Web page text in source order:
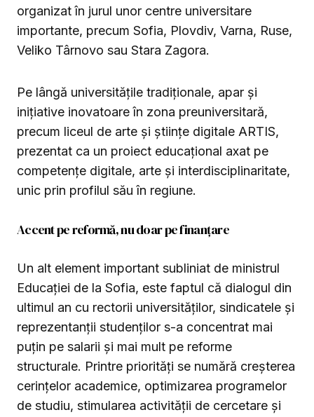
organizat în jurul unor centre universitare
importante, precum Sofia, Plovdiv, Varna, Ruse,
Veliko Târnovo sau Stara Zagora.
Pe lângă universitățile tradiționale, apar și
inițiative inovatoare în zona preuniversitară,
precum liceul de arte și științe digitale ARTIS,
prezentat ca un proiect educațional axat pe
competențe digitale, arte și interdisciplinaritate,
unic prin profilul său în regiune.
Accent pe reformă, nu doar pe finanțare
Un alt element important subliniat de ministrul
Educației de la Sofia, este faptul că dialogul din
ultimul an cu rectorii universităților, sindicatele și
reprezentanții studenților s-a concentrat mai
puțin pe salarii și mai mult pe reforme
structurale. Printre priorități se numără creșterea
cerințelor academice, optimizarea programelor
de studiu, stimularea activității de cercetare și